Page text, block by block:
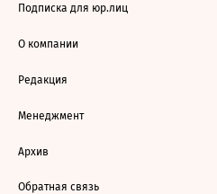
Подписка для юр.лиц
О компании
Редакция
Менеджмент
Архив
Обратная связь